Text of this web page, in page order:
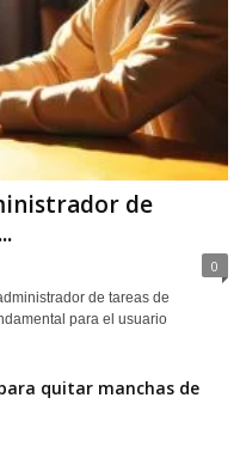
de
0
de tareas de
para el usuario
quitar manchas de